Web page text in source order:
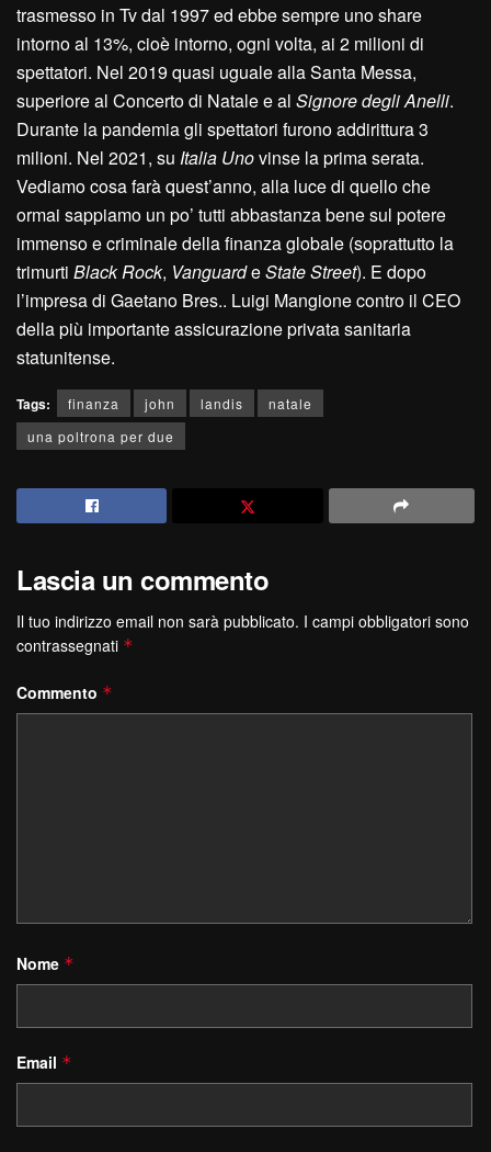
trasmesso in Tv dal 1997 ed ebbe sempre uno share
intorno al 13%, cioè intorno, ogni volta, ai 2 milioni di
spettatori. Nel 2019 quasi uguale alla Santa Messa,
superiore al Concerto di Natale e al Signore degli Anelli.
Durante la pandemia gli spettatori furono addirittura 3
milioni. Nel 2021, su Italia Unovinse la prima serata.
Vediamo cosa farà quest’anno, alla luce di quello che
ormai sappiamo un po’ tutti abbastanza bene sul potere
immenso e criminale della finanza globale (soprattutto la
trimurti Black Rock, VanguardeState Street). E dopo
l’impresa di Gaetano Bres.. Luigi Mangione contro il CEO
della più importante assicurazione privata sanitaria
statunitense.
Tags: finanza john landis
natale
una poltrona per due
Lascia un commento
Il tuo indirizzo email non sarà pubblicato. I campi obbligatori sono
contrassegnati *
Commento *
Nome *
Email *